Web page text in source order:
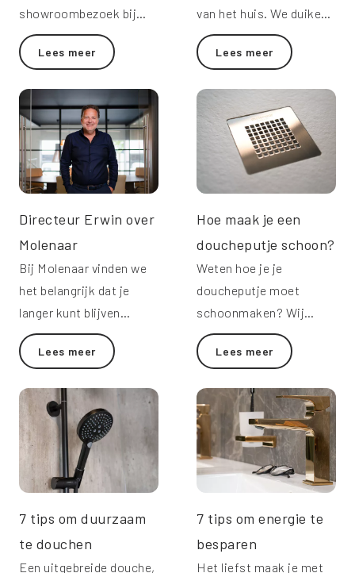
showroombezoek bij
Molenaar!
Lees meer
van het huis. We duiken
in de geschiedenis van
de badkamer.
Lees meer
Directeur Erwin over
Molenaar
Bij Molenaar vinden we
het belangrijk dat je
langer kunt blijven
genieten van je eigen
fijne thuis. Directeur
over onze unieke
werkwijze.
Lees meer
Hoe maak je een
doucheputje schoon?
Weten hoe je je
doucheputje moet
schoonmaken? Wij
geven je tips.
Lees meer
7 tips om duurzaam
te douchen
Een uitgebreide douche,
7 tips om energie te
besparen
Het liefst maak je met